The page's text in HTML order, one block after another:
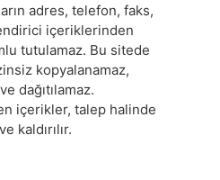
adres, telefon, faks,
içeriklerinden
tutulamaz. Bu sitede
kopyalanamaz,
dağıtılamaz.
içerikler, talep halinde
kaldırılır.